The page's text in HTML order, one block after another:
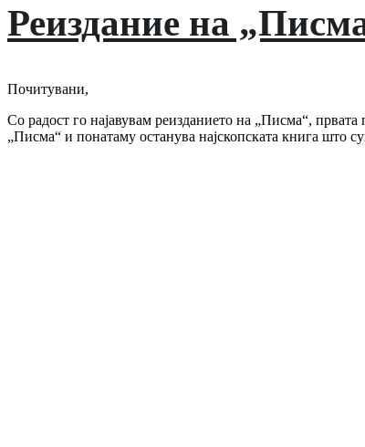
Реиздание на
Почитувани,
Со радост го најавувам реизданието на „Писма“,
„Писма“ и понатаму останува најскопската книга што